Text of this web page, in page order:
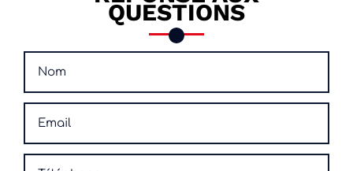
QUESTIONS